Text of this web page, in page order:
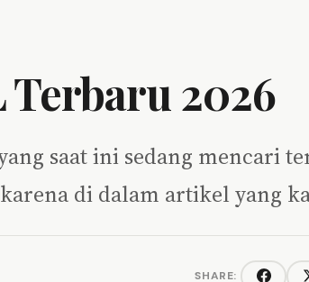
2026
saat ini sedang mencari
di dalam artikel yang
SHARE: